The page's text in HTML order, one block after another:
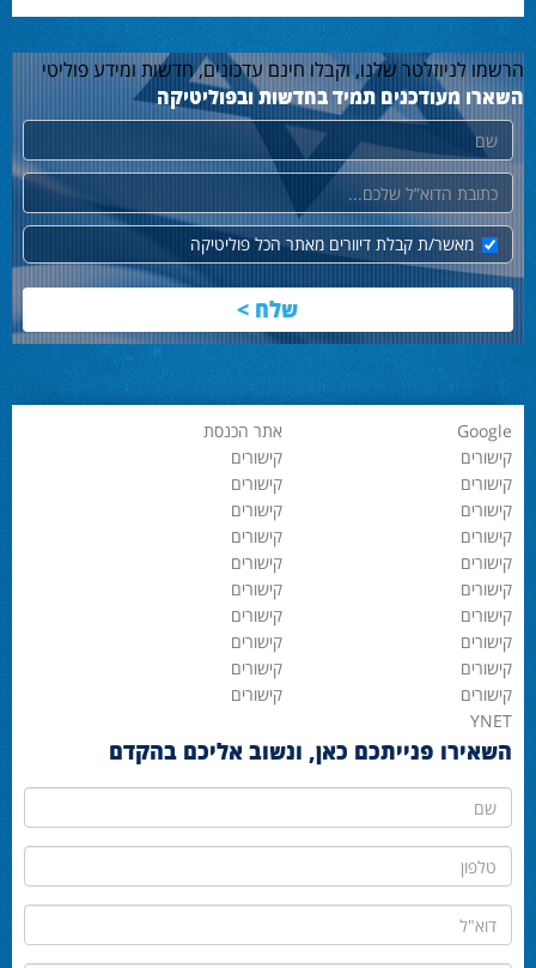
הרשמו לניוזלטר שלנו, וקבלו חינם עדכונים, חדשות ומידע פוליטי
השארו מעודכנים תמיד בחדשות ובפוליטיקה
שם
דוא"ל
מאשר/ת קבלת דיוורים מאתר הכל פוליטיקה
Google אתר הכנסת
YNET
קישורים קישורים
קישורים קישורים
קישורים קישורים
קישורים קישורים
קישורים קישורים
קישורים קישורים
קישורים קישורים
קישורים קישורים
קישורים קישורים
קישורים קישורים
השאירו פנייתכם כאן, ונשוב אליכם בהקדם
שם
טלפון
דוא"ל